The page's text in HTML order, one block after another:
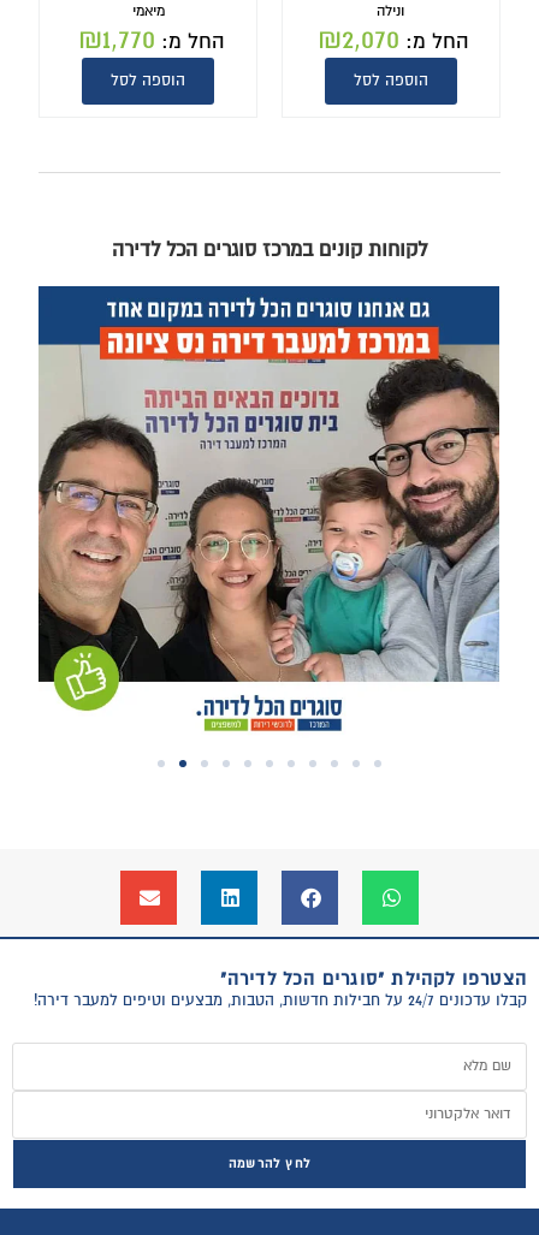
ונילה
החל מ: ₪2,070
הוספה לסל
מיאמי
החל מ: ₪1,770
הוספה לסל
לקוחות קונים במרכז סוגרים הכל לדירה
הצטרפו לקהילת "סוגרים הכל לדירה"
קבלו עדכונים 24/7 על חבילות חדשות, הטבות, מבצעים וטיפים למעבר דירה!
לחץ להרשמה